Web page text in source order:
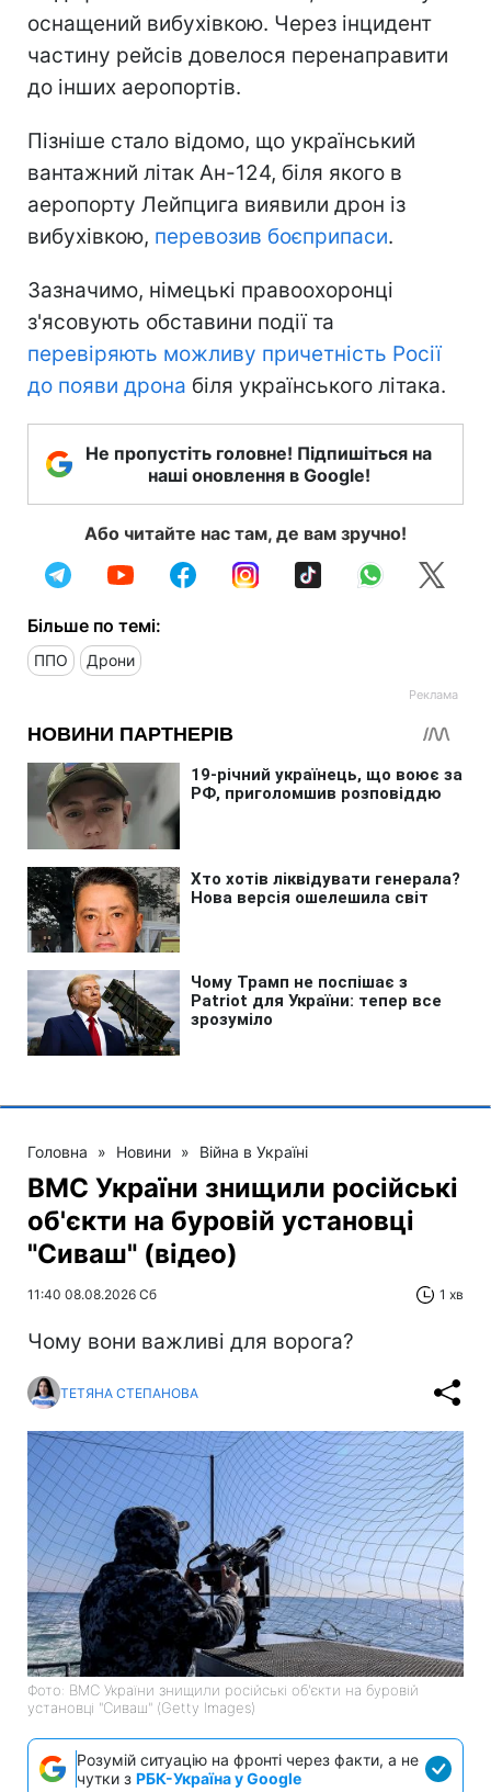
оснащений вибухівкою. Через інцидент
частину рейсів довелося перенаправити
до інших аеропортів.
Пізніше стало відомо, що український
вантажний літак Ан-124, біля якого в
аеропорту Лейпцига виявили дрон із
вибухівкою, перевозив боєприпаси.
Зазначимо, німецькі правоохоронці
з'ясовують обставини події та
перевіряють можливу причетність Росії
до появи дрона біля українського літака.
Не пропустіть головне! Підпишіться на
наші оновлення в Google!
Або читайте нас там, де вам зручно!
Більше по темі:
ППО Дрони
Головна » Новини » Війна в Україні
ВМС України знищили російські
об'єкти на буровій установці
"Сиваш" (відео)
11:40 08.08.2026 Сб 1 хв
Чому вони важливі для ворога?
ТЕТЯНА СТЕПАНОВА
Фото: ВМС України знищили російські об'єкти на буровій
установці "Сиваш" (Getty Images)
Розумій ситуацію на фронті через факти, а не
чутки з РБК-Україна у Google